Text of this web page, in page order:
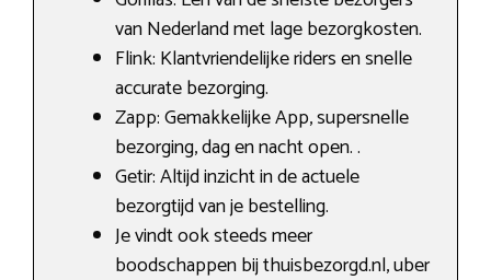
van Nederland met lage bezorgkosten.
Flink: Klantvriendelijke riders en snelle
accurate bezorging.
Zapp: Gemakkelijke App, supersnelle
bezorging, dag en nacht open. .
Getir: Altijd inzicht in de actuele
bezorgtijd van je bestelling.
Je vindt ook steeds meer
boodschappen bij thuisbezorgd.nl, uber